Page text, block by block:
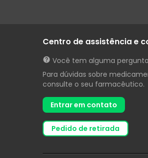
Centro de assistência e
Você tem alguma
Para dúvidas sobre
consulte o seu farmacêutico.
Entrar em contato
pedido de retirada